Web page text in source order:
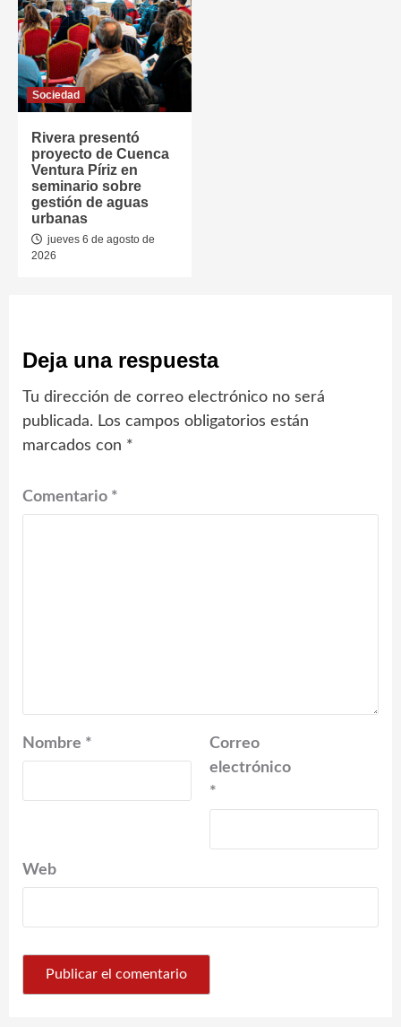
Sociedad
Rivera presentó
proyecto de Cuenca
Ventura Píriz en
seminario sobre
gestión de aguas
urbanas
jueves 6 de agosto de
2026
Deja una respuesta
Tu dirección de correo electrónico no será
publicada. Los campos obligatorios están
marcados con *
Comentario *
Nombre *
Correo
electrónico
*
Web